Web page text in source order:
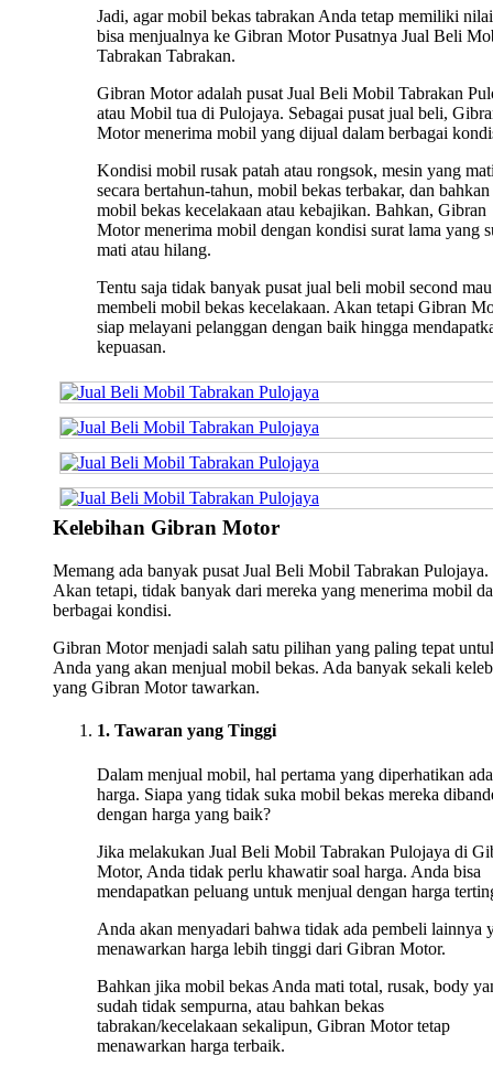
Jadi, agar mobil bekas tabrakan Anda tetap memiliki
bisa menjualnya ke Gibran Motor Pusatnya Jual Beli
Tabrakan Tabrakan.
Gibran Motor adalah pusat Jual Beli Mobil Tabrakan
atau Mobil tua di Pulojaya. Sebagai pusat jual beli,
Motor menerima mobil yang dijual dalam berbagai
Kondisi mobil rusak patah atau rongsok, mesin yang
secara bertahun-tahun, mobil bekas terbakar, dan bahkan
mobil bekas kecelakaan atau kebajikan. Bahkan, Gibran
Motor menerima mobil dengan kondisi surat lama yang
mati atau hilang.
Tentu saja tidak banyak pusat jual beli mobil second mau
membeli mobil bekas kecelakaan. Akan tetapi Gibran
siap melayani pelanggan dengan baik hingga
kepuasan.
Kelebihan Gibran Motor
Memang ada banyak pusat Jual Beli Mobil Tabrakan Pulojaya.
Akan tetapi, tidak banyak dari mereka yang menerima mobil
berbagai kondisi.
Gibran Motor menjadi salah satu pilihan yang paling tepat
Anda yang akan menjual mobil bekas. Ada banyak sekali
yang Gibran Motor tawarkan.
1. Tawaran yang Tinggi
Dalam menjual mobil, hal pertama yang diperhatikan
harga. Siapa yang tidak suka mobil bekas mereka
dengan harga yang baik?
Jika melakukan Jual Beli Mobil Tabrakan Pulojaya di
Motor, Anda tidak perlu khawatir soal harga. Anda bisa
mendapatkan peluang untuk menjual dengan harga
Anda akan menyadari bahwa tidak ada pembeli lainnya
menawarkan harga lebih tinggi dari Gibran Motor.
Bahkan jika mobil bekas Anda mati total, rusak, body
sudah tidak sempurna, atau bahkan bekas
tabrakan/kecelakaan sekalipun, Gibran Motor tetap
menawarkan harga terbaik.